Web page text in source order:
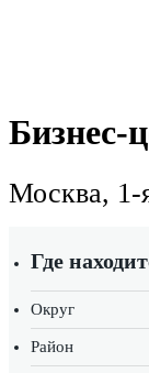
Бизнес-
Москва, 1-
Где
Округ
Район